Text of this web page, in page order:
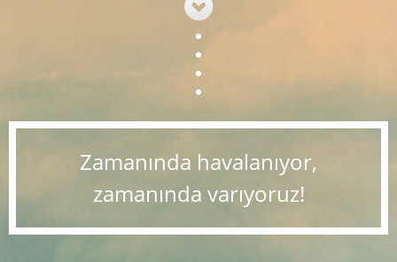
Zamanında havalanıyor,
zamanında varıyoruz!